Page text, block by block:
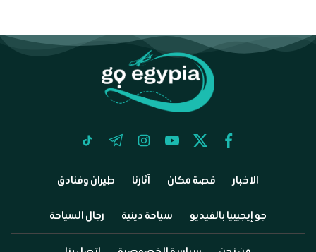
facebook
twitter
youtube
instagram
telegram
tiktok
الاخبار قصة مكان آثارنا طيران وفنادق
جو إيجيبيا بالفيديو سياحة دينية رجال السياحة